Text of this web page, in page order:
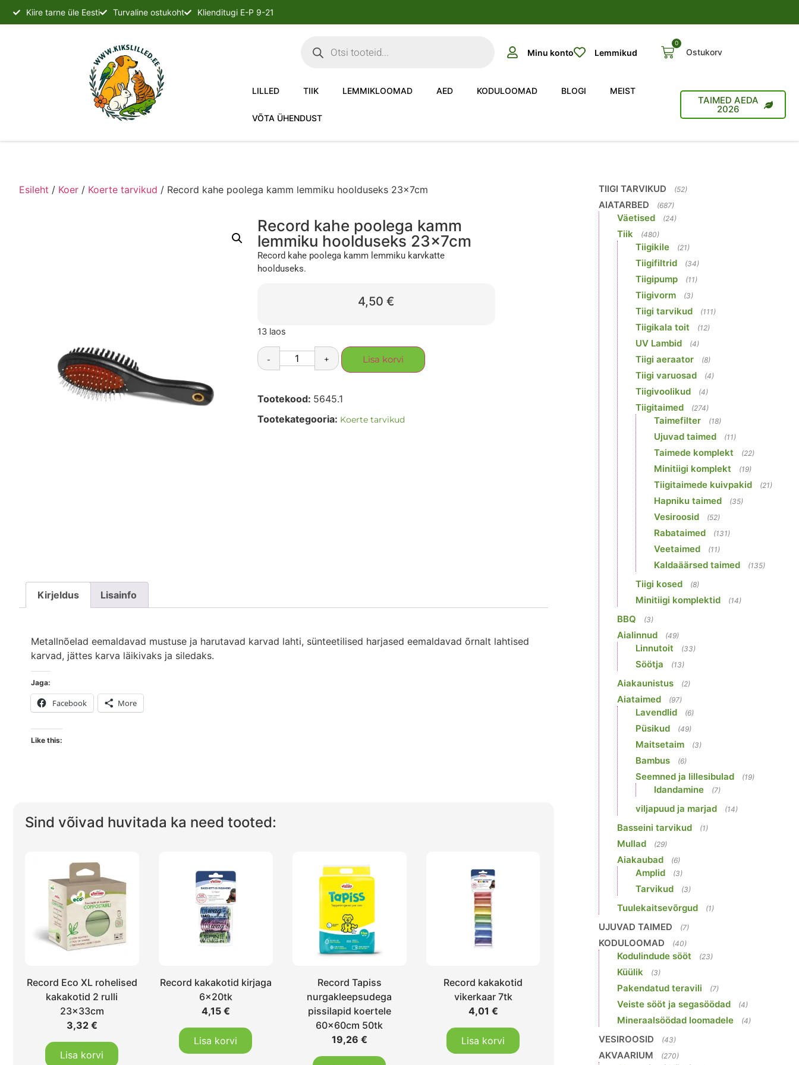
Kiire tarne üle Eesti Turvaline ostukoht Klienditugi E-P 9-21
Minu konto Lemmikud
0
Ostukorv
LILLED TIIK LEMMIKLOOMAD AED KODULOOMAD BLOGI MEIST
VÕTA ÜHENDUST
TAIMED AEDA
2026
Esileht / Koer / Koerte tarvikud / Record kahe poolega kamm lemmiku hoolduseks 23x7cm
Record kahe poolega kamm
lemmiku hoolduseks 23x7cm
Record kahe poolega kamm lemmiku karvkatte
hoolduseks.
4,50€
13 laos
- + Lisa korvi
Tootekood: 5645.1
Tootekategooria: Koerte tarvikud
Kirjeldus Lisainfo
Metallnõelad eemaldavad mustuse ja harutavad karvad lahti, sünteetilised harjased eemaldavad õrnalt lahtised
karvad, jättes karva läikivaks ja siledaks.
Jaga:
Facebook More
Like this:
Sind võivad huvitada ka need tooted:
Record Eco XL rohelised
kakakotid 2 rulli
23x33cm
3,32 €
Lisa korvi
Record kakakotid kirjaga
6x20tk
4,15 €
Lisa korvi
Record Tapiss
nurgakleepsudega
pissilapid koertele
60x60cm 50tk
19,26 €
Record kakakotid
vikerkaar 7tk
4,01 €
Lisa korvi
TIIGI TARVIKUD (52)
AIATARBED (687)
Väetised (24)
Tiik (480)
Tiigikile (21)
Tiigifiltrid (34)
Tiigipump (11)
Tiigivorm (3)
Tiigi tarvikud (111)
Tiigikala toit (12)
UV Lambid (4)
Tiigi aeraator (8)
Tiigi varuosad (4)
Tiigivoolikud (4)
Tiigitaimed (274)
Taimefilter (18)
Ujuvad taimed (11)
Taimede komplekt (22)
Minitiigi komplekt (19)
Tiigitaimede kuivpakid (21)
Hapniku taimed (35)
Vesiroosid (52)
Rabataimed (131)
Veetaimed (11)
Kaldaäärsed taimed (135)
Tiigi kosed (8)
Minitiigi komplektid (14)
BBQ (3)
Aialinnud (49)
Linnutoit (33)
Söötja (13)
Aiakaunistus (2)
Aiataimed (97)
Lavendlid (6)
Püsikud (49)
Maitsetaim (3)
Bambus (6)
Seemned ja lillesibulad (19)
Idandamine (7)
viljapuud ja marjad (14)
Basseini tarvikud (1)
Mullad (29)
Aiakaubad (6)
Amplid (3)
Tarvikud (3)
Tuulekaitsevõrgud (1)
UJUVAD TAIMED (7)
KODULOOMAD (40)
Kodulindude sööt (23)
Küülik (3)
Pakendatud teravili (7)
Veiste sööt ja segasöödad (4)
Mineraalsöödad loomadele (4)
VESIROOSID (43)
AKVAARIUM (270)